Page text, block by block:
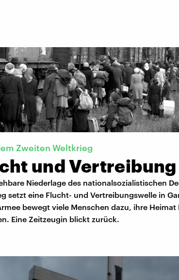
Zweiten Weltkrieg
und Vertreibung
Niederlage des nationalsozialistischen
setzt eine Flucht- und Vertreibungswelle in
bewegt viele Menschen dazu, ihre Heimat
Eine Zeitzeugin blickt zurück.